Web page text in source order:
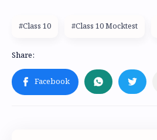
#Class 10 #Class 10 Mocktest